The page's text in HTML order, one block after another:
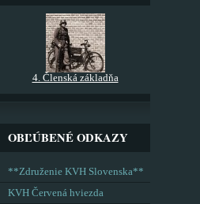
4. Členská základňa
OBĽÚBENÉ ODKAZY
**Združenie KVH Slovenska**
KVH Červená hviezda